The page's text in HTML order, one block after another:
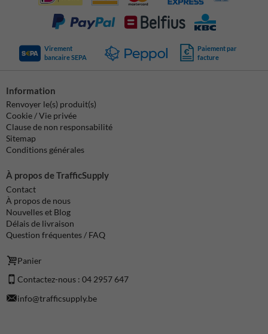
Virement
bancaire SEPA
Paiement par
facture
Information
Renvoyer le(s) produit(s)
Cookie / Vie privée
Clause de non responsabilité
Sitemap
Conditions générales
À propos de TrafficSupply
Contact
À propos de nous
Nouvelles et Blog
Délais de livraison
Question fréquentes / FAQ
Panier
Contactez-nous : 04 2957 647
info@trafficsupply.be